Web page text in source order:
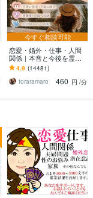
今すぐ相談可能
恋愛・婚外・仕事・人間
関係｜本音と今後を霊視
ます 現実重視｜本音と未
来、これからの選択を具
体的にお伝えします
4.9 (14481)
toraramaro
460 円 /分